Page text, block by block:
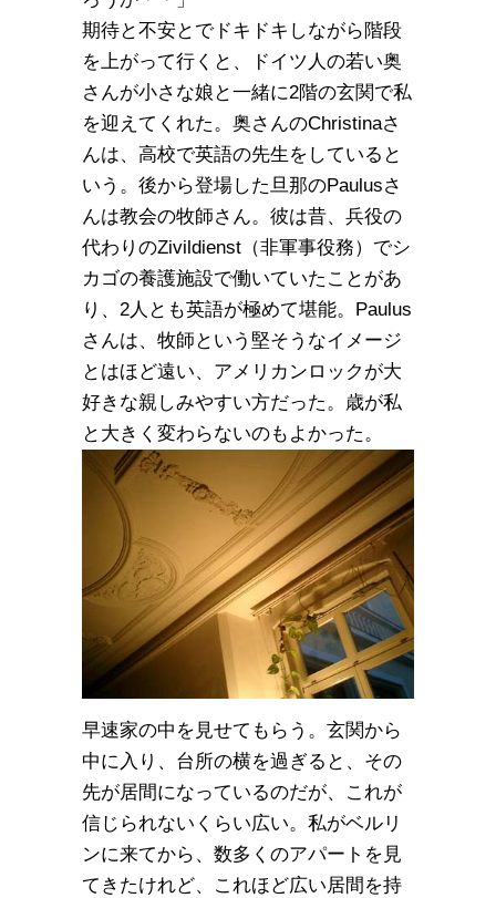
期待と不安とでドキドキしながら階段
を上がって行くと、ドイツ人の若い奥
さんが小さな娘と一緒に2階の玄関で私
を迎えてくれた。奥さんのChristinaさ
んは、高校で英語の先生をしていると
いう。後から登場した旦那のPaulusさ
んは教会の牧師さん。彼は昔、兵役の
代わりのZivildienst（非軍事役務）でシ
カゴの養護施設で働いていたことがあ
り、2人とも英語が極めて堪能。Paulus
さんは、牧師という堅そうなイメージ
とはほど遠い、アメリカンロックが大
好きな親しみやすい方だった。歳が私
と大きく変わらないのもよかった。
早速家の中を見せてもらう。玄関から
中に入り、台所の横を過ぎると、その
先が居間になっているのだが、これが
信じられないくらい広い。私がベルリ
ンに来てから、数多くのアパートを見
てきたけれど、これほど広い居間を持